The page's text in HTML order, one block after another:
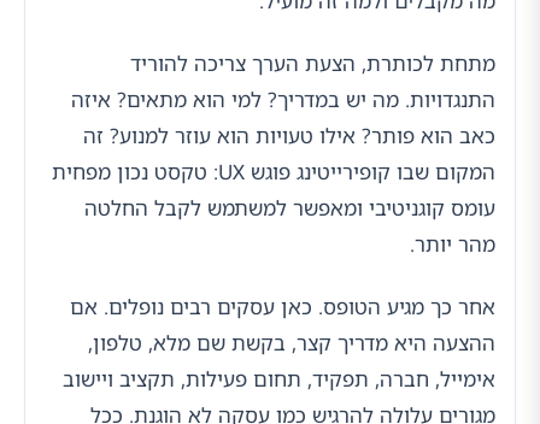
מתחת לכותרת, הצעת הערך צריכה להוריד
התנגדויות. מה יש במדריך? למי הוא מתאים? איזה
כאב הוא פותר? אילו טעויות הוא עוזר למנוע? זה
המקום שבו קופירייטינג פוגש UX: טקסט נכון מפחית
עומס קוגניטיבי ומאפשר למשתמש לקבל החלטה
מהר יותר.
אחר כך מגיע הטופס. כאן עסקים רבים נופלים. אם
ההצעה היא מדריך קצר, בקשת שם מלא, טלפון,
אימייל, חברה, תפקיד, תחום פעילות, תקציב ויישוב
מגורים עלולה להרגיש כמו עסקה לא הוגנת. ככל